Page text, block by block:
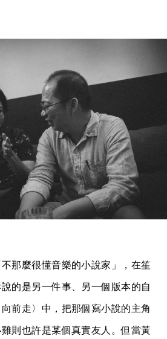
那麼很懂音樂的小說家」，在笙
的是另一件事、另一個版本的自
前走〉中，把那個寫小說的主角
則也許是某個真實友人。但當黃